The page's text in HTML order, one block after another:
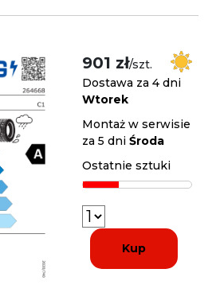
901 zł/szt.
Dostawa za 4 dni
Wtorek
Montaż w serwisie
za 5 dniŚroda
Ostatnie sztuki
Kup